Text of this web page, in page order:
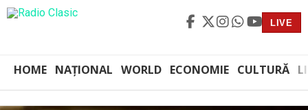
LIVE
HOME NAȚIONAL WORLD ECONOMIE CULTURĂ